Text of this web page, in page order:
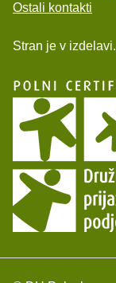
Ostali kontakti
Stran je v izdelavi.